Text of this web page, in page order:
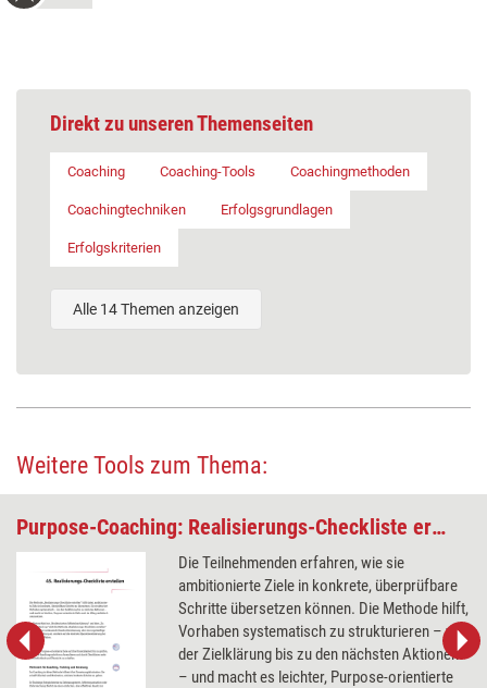
Direkt zu unseren Themenseiten
Coaching Coaching-Tools Coachingmethoden
Coachingtechniken Erfolgsgrundlagen
Erfolgskriterien
Alle 14 Themen anzeigen
Weitere Tools zum Thema:
Purpose-Coaching: Realisierungs-Checkliste erstellen
Die Teilnehmenden erfahren, wie sie
ambitionierte Ziele in konkrete, überprüfbare
Schritte übersetzen können. Die Methode hilft,
Vorhaben systematisch zu strukturieren – von
der Zielklärung bis zu den nächsten Aktionen
– und macht es leichter, Purpose-orientierte